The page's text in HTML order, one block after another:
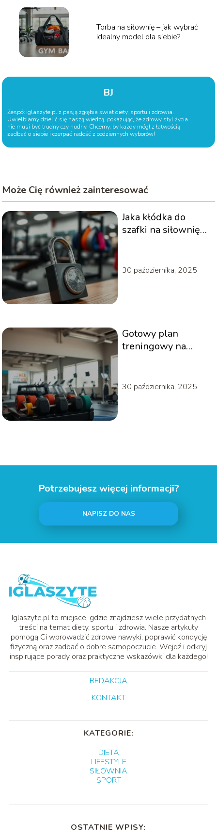
Torba na siłownię – jak wybrać
idealny model dla siebie?
BJ
Zespół iglaszyte.pl z pasją zgłębia świat diety, sportu i zdrowia.
Uwielbiamy dzielić się naszą wiedzą, pokazując, że zdrowy styl życia
nie musi być trudny czy nudny. Chcemy, by każdy mógł z łatwością
zadbać o siebie i czerpać radość z codziennych wyborów!
Może Cię również zainteresować
Jaka kłódka do
szafki na siłownię
30 października, 2025
Gotowy plan
treningowy na
wykorzystać?
30 października, 2025
Potrzebujesz więcej informacji?
NAPISZ DO NAS
Iglaszyte.pl to miejsce, gdzie znajdziesz wiele przydatnych
treści na temat diety, sportu i zdrowia. Nasze artykuły
pomogą Ci wprowadzić zdrowe nawyki, poprawić kondycję
fizyczną oraz zadbać o dobre samopoczucie. Wejdź i odkryj
inspirujące porady oraz praktyczne wskazówki dla każdego!
REDAKCJA
KONTAKT
KATEGORIE:
DIETA
LIFESTYLE
SIŁOWNIA
SPORT
OSTATNIE WPISY: